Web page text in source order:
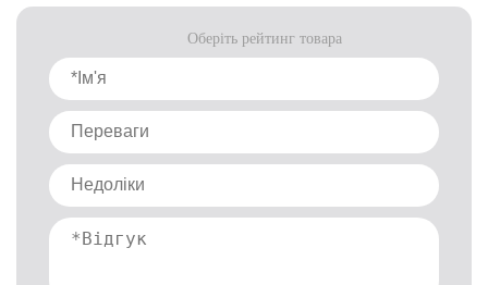
Оберіть рейтинг товара